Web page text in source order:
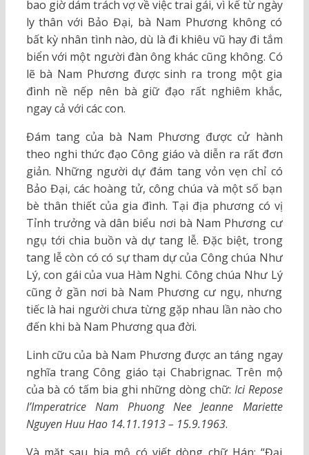
bao giờ dám trách vợ về việc trai gái, vì kể từ ngày
ly thân với Bảo Đại, bà Nam Phương không có
bất kỳ nhân tình nào, dù là đi khiêu vũ hay đi tắm
biển với một người đàn ông khác cũng không. Có
lẽ bà Nam Phương được sinh ra trong một gia
đình nề nếp nên bà giữ đạo rất nghiêm khắc,
ngay cả với các con.
Đám tang của bà Nam Phương được cử hành
theo nghi thức đạo Công giáo và diễn ra rất đơn
giản. Những người dự đám tang vỏn vẹn chỉ có
Bảo Đại, các hoàng tử, công chúa và một số bạn
bè thân thiết của gia đình. Tại địa phương có vị
Tỉnh trưởng và dân biểu nơi bà Nam Phương cư
ngụ tới chia buồn và dự tang lễ. Đặc biệt, trong
tang lễ còn có có sự tham dự của Công chúa Như
Lý, con gái của vua Hàm Nghi. Công chúa Như Lý
cũng ở gần nơi bà Nam Phương cư ngụ, nhưng
tiếc là hai người chưa từng gặp nhau lần nào cho
đến khi bà Nam Phương qua đời.
Linh cữu của bà Nam Phương được an táng ngay
nghĩa trang Công giáo tại Chabrignac. Trên mộ
của bà có tấm bia ghi những dòng chữ: Ici Repose
l’Imperatrice Nam Phuong Nee Jeanne Mariette
Nguyen Huu Hao 14.11.1913 – 15.9.1963.